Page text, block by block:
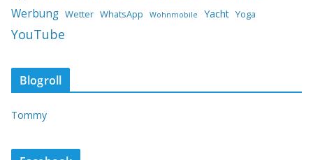
Werbung Wetter WhatsApp Wohnmobile Yacht Yoga
YouTube
Blogroll
Tommy